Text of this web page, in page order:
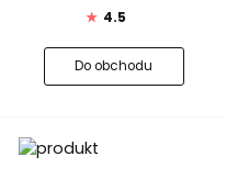
★ 4.5
Do obchodu